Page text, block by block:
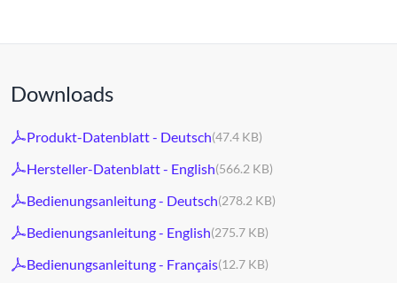
Downloads
Produkt-Datenblatt - Deutsch(47.4 KB)
Hersteller-Datenblatt - English(566.2 KB)
Bedienungsanleitung - Deutsch(278.2 KB)
Bedienungsanleitung - English(275.7 KB)
Bedienungsanleitung - Français(12.7 KB)